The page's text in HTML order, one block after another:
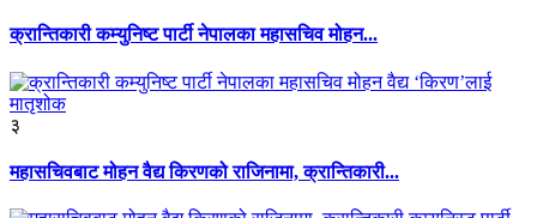
क्रान्तिकारी कम्युनिष्ट पार्टी नेपालका महासचिव मोहन...
३
महासचिवबाट मोहन वैद्य किरणको राजिनामा, क्रान्तिकारी...